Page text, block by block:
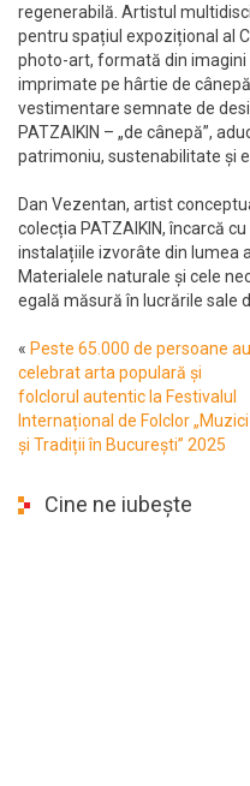
regenerabilă. Artistul
pentru spațiul expozițional al
photo-art, formată din
imprimate pe hârtie de
vestimentare semnate de
PATZAIKIN – „de cânepă”,
patrimoniu, sustenabilitate și
Dan Vezentan, artist
colecția PATZAIKIN, încarcă
instalațiile izvorâte din lumea
Materialele naturale și cele
egală măsură în lucrările sale
« Peste 65.000 de persoane au
celebrat arta populară și
folclorul autentic la Festivalul
Internațional de Folclor „Muzici
și Tradiții în București” 2025
Cine ne iubește